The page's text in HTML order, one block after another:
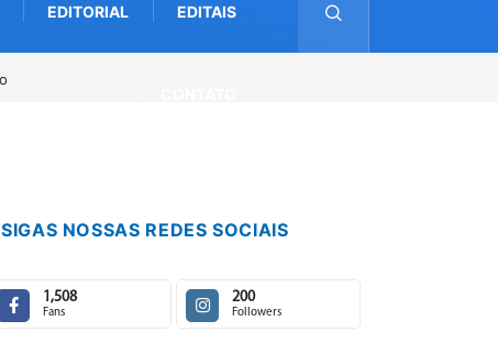
EDITORIAL EDITAIS
SIGAS NOSSAS REDES SOCIAIS
1,508
Fans
200
Followers